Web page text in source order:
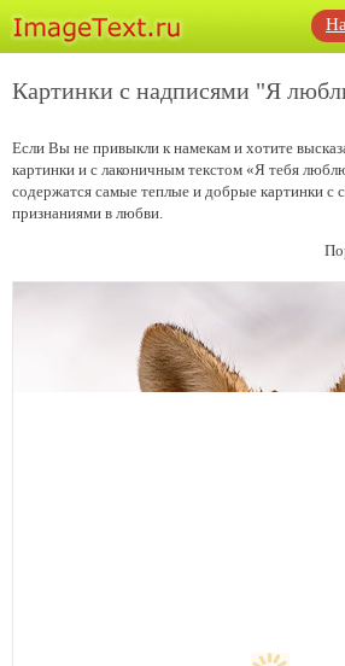
Картинки с надписями "Я
Если Вы не привыкли к намекам и хотите
картинки и с лаконичным текстом «Я тебя
содержатся самые теплые и добрые картинки
признаниями в любви.